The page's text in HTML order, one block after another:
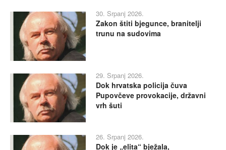
30. Srpanj 2026.
Zakon štiti bjegunce, branitelji
trunu na sudovima
29. Srpanj 2026.
Dok hrvatska policija čuva
Pupovčeve provokacije, državni
vrh šuti
26. Srpanj 2026.
Dok je „elita“ bježala,